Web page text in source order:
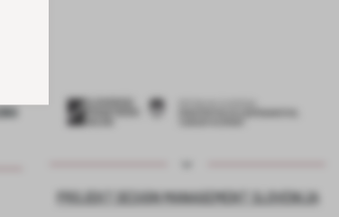
PROJEKT DESIGN MANAGEMENT SLOVENIJA